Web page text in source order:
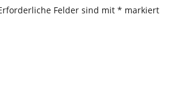
Felder sind mit * markiert